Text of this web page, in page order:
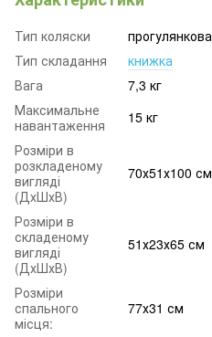
Тип коляски
прогулянкова
Тип складання
книжка
Вага
7,3 кг
Максимальне
навантаження
15 кг
Розміри в
розкладеному
вигляді
(ДхШхВ)
70х51х100 см
Розміри в
складеному
вигляді
(ДхШхВ)
51х23х65 см
Розміри
спального
місця:
77х31 см